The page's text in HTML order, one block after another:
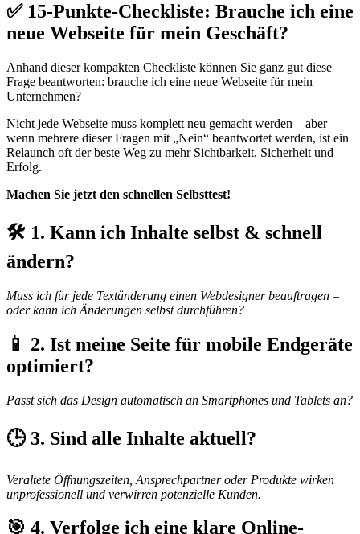
✅ 15-Punkte-Checkliste: Brauche ich eine
neue Webseite für mein Geschäft?
Anhand dieser kompakten Checkliste können Sie ganz gut diese
Frage beantworten: brauche ich eine neue Webseite für mein
Unternehmen?
Nicht jede Webseite muss komplett neu gemacht werden – aber
wenn mehrere dieser Fragen mit „Nein“ beantwortet werden, ist ein
Relaunch oft der beste Weg zu mehr Sichtbarkeit, Sicherheit und
Erfolg.
Machen Sie jetzt den schnellen Selbsttest!
🛠️ 1. Kann ich Inhalte selbst & schnell
ändern?
Muss ich für jede Textänderung einen Webdesigner beauftragen –
oder kann ich Änderungen selbst durchführen?
📱 2. Ist meine Seite für mobile Endgeräte
optimiert?
Passt sich das Design automatisch an Smartphones und Tablets an?
🕒 3. Sind alle Inhalte aktuell?
Veraltete Öffnungszeiten, Ansprechpartner oder Produkte wirken
unprofessionell und verwirren potenzielle Kunden.
🎯 4. Verfolge ich eine klare Online-